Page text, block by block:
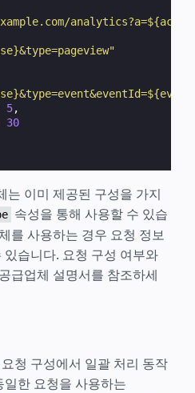
5,
30
는 이미 제공된 구성을 가지
속성을 통해 사용할 수 있습
를 사용하는 경우 요청 정보
습니다. 요청 구성 여부와
급업체 설명서를 참조하세
청 구성에서 일괄 처리 동작
한 요청을 사용하는